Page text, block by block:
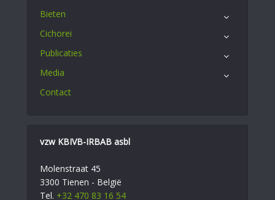
Bieten
Cichorei
Publicaties
Media
Contact
vzw KBIVB-IRBAB asbl
Molenstraat 45
3300 Tienen - België
Tel. +32 470 83 16 54